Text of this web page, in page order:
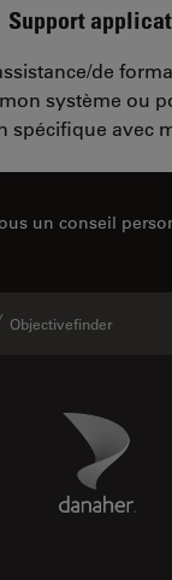
Support
de
système ou
spécifique avec
un conseil
Objectivefinder
Danaher